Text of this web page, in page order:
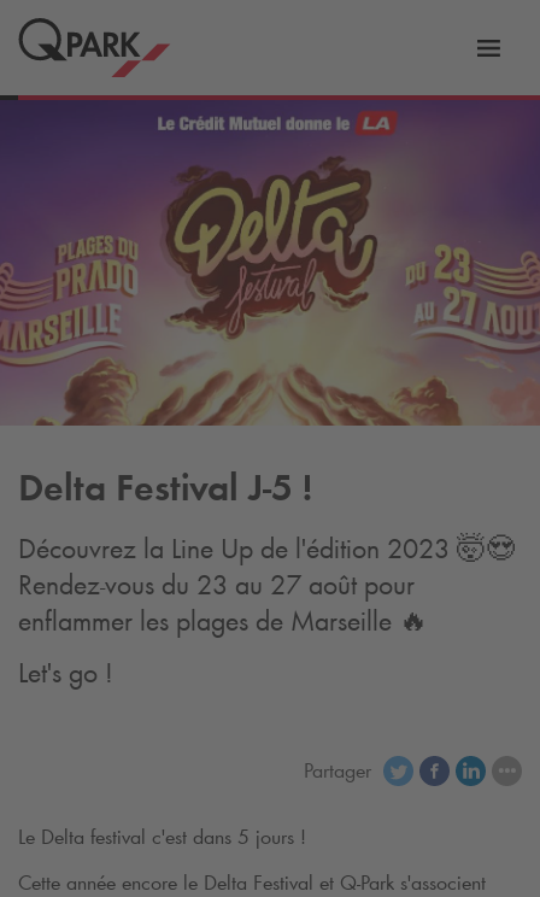
vers
Delta Festival J-5 !
Découvrez la Line Up de l'édition 2023 🤯😍
Rendez-vous du 23 au 27 août pour
enflammer les plages de Marseille 🔥
Let's go !
Partager
Le Delta festival c'est dans 5 jours !
Cette année encore le Delta Festival et Q-Park s'associent